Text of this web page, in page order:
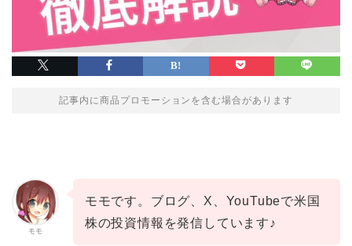
記事内に商品プロモーションを含む場合があります
モモ
モモです。ブログ、X、YouTubeで米国
株の投資情報を発信しています♪